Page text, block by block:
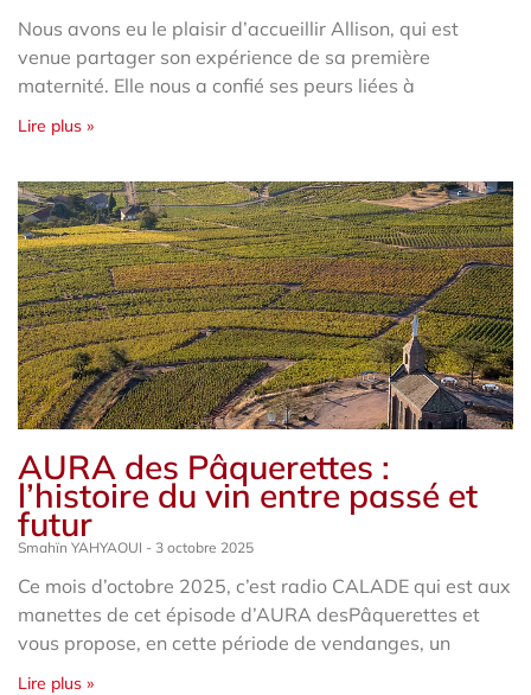
Nous avons eu le plaisir d’accueillir Allison, qui est
venue partager son expérience de sa première
maternité. Elle nous a confié ses peurs liées à
Lire plus »
AURA des Pâquerettes :
l’histoire du vin entre passé et
futur
Smahïn YAHYAOUI 3 octobre 2025
Ce mois d’octobre 2025, c’est radio CALADE qui est aux
manettes de cet épisode d’AURA desPâquerettes et
vous propose, en cette période de vendanges, un
Lire plus »